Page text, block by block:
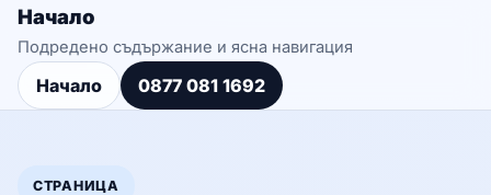
Начало
Подредено съдържание и ясна навигация
Начало 0877 081 1692
СТРАНИЦА